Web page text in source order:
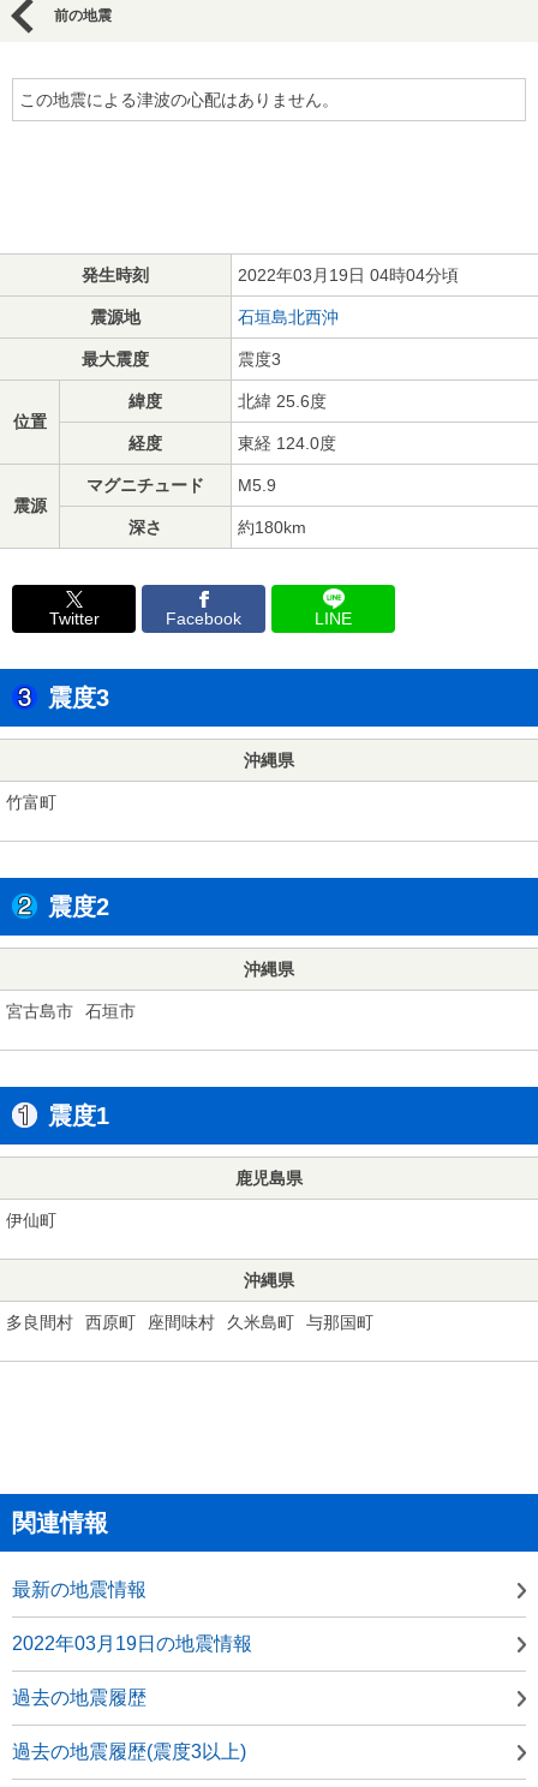
前の地震
この地震による津波の心配はありません。
発生時刻 2022年03月19日 04時04分頃
震源地 石垣島北西沖
最大震度 震度3
位置
緯度 北緯 25.6度
経度 東経 124.0度
震源
マグニチュード M5.9
深さ 約180km
Twitter Facebook LINE
震度3
沖縄県
竹富町
震度2
沖縄県
宮古島市 石垣市
震度1
鹿児島県
伊仙町
沖縄県
多良間村 西原町 座間味村 久米島町 与那国町
関連情報
最新の地震情報
2022年03月19日の地震情報
過去の地震履歴
過去の地震履歴(震度3以上)